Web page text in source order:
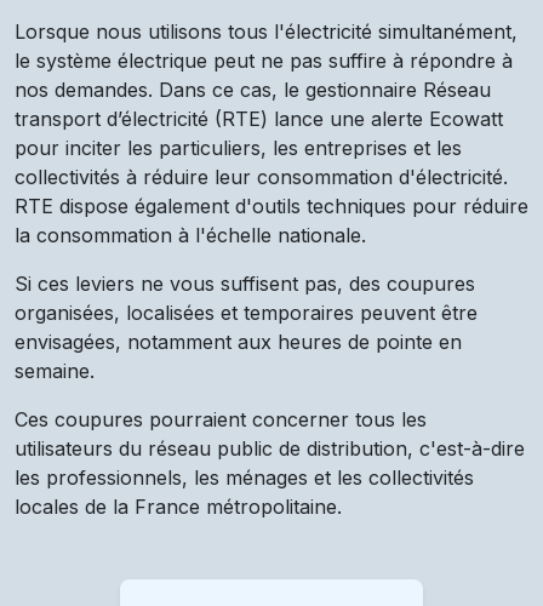
Lorsque nous utilisons tous l'électricité simultanément,
le système électrique peut ne pas suffire à répondre à
nos demandes. Dans ce cas, le gestionnaire Réseau
transport d’électricité (RTE) lance une alerte Ecowatt
pour inciter les particuliers, les entreprises et les
collectivités à réduire leur consommation d'électricité.
RTE dispose également d'outils techniques pour réduire
la consommation à l'échelle nationale.
Si ces leviers ne vous suffisent pas, des coupures
organisées, localisées et temporaires peuvent être
envisagées, notamment aux heures de pointe en
semaine.
Ces coupures pourraient concerner tous les
utilisateurs du réseau public de distribution, c'est-à-dire
les professionnels, les ménages et les collectivités
locales de la France métropolitaine.